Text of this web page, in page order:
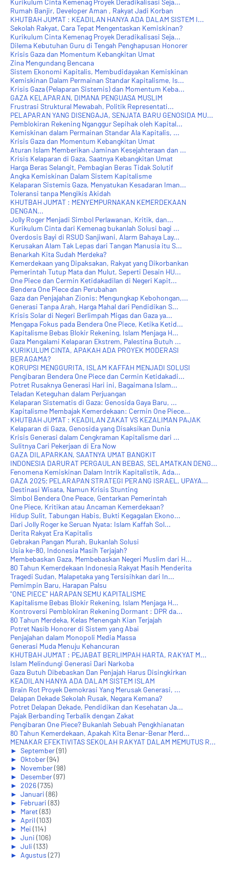
Kurikulum Cinta Kemenag Proyek Deradikalisasi Seja...
Rumah Banjir, Developer Aman , Rakyat Jadi Korban
KHUTBAH JUM'AT : KEADILAN HANYA ADA DALAM SISTEM I...
Sekolah Rakyat, Cara Tepat Mengentaskan Kemiskinan?
Kurikulum Cinta Kemenag Proyek Deradikalisasi Seja...
Dilema Kebutuhan Guru di Tengah Penghapusan Honorer
Krisis Gaza dan Momentum Kebangkitan Umat
Zina Mengundang Bencana
Sistem Ekonomi Kapitalis, Membudidayakan Kemiskinan
Kemiskinan Dalam Permainan Standar Kapitalisme, Is...
Krisis Gaza (Pelaparan Sistemis) dan Momentum Keba...
GAZA KELAPARAN, DIMANA PENGUASA MUSLIM
Frustrasi Struktural Mewabah, Politik Representati...
PELAPARAN YANG DISENGAJA, SENJATA BARU GENOSIDA MU...
Pemblokiran Rekening Nganggur Sepihak oleh Kapital...
Kemiskinan dalam Permainan Standar Ala Kapitalis, ...
Krisis Gaza dan Momentum Kebangkitan Umat
Aturan Islam Memberikan Jaminan Kesejahteraan dan ...
Krisis Kelaparan di Gaza, Saatnya Kebangkitan Umat
Harga Beras Selangit, Pembagian Beras Tidak Solutif
Angka Kemiskinan Dalam Sistem Kapitalisme
Kelaparan Sistemis Gaza, Menyatukan Kesadaran Iman...
Toleransi tanpa Mengikis Akidah
KHUTBAH JUM'AT : MENYEMPURNAKAN KEMERDEKAAN
DENGAN...
Jolly Roger Menjadi Simbol Perlawanan, Kritik, dan...
Kurikulum Cinta dari Kemenag bukanlah Solusi bagi ...
Overdosis Bayi di RSUD Sanjiwani, Alarm Bahaya Lay...
Kerusakan Alam Tak Lepas dari Tangan Manusia itu S...
Benarkah Kita Sudah Merdeka?
Kemerdekaan yang Dipaksakan, Rakyat yang Dikorbankan
Pemerintah Tutup Mata dan Mulut, Seperti Desain HU...
One Piece dan Cermin Ketidakadilan di Negeri Kapit...
Bendera One Piece dan Perubahan
Gaza dan Penjajahan Zionis: Mengungkap Kebohongan,...
Generasi Tanpa Arah, Harga Mahal dari Pendidikan S...
Krisis Solar di Negeri Berlimpah Migas dan Gaza ya...
Mengapa Fokus pada Bendera One Piece, Ketika Ketid...
Kapitalisme Bebas Blokir Rekening, Islam Menjaga H...
Gaza Mengalami Kelaparan Ekstrem, Palestina Butuh ...
KURIKULUM CINTA, APAKAH ADA PROYEK MODERASI
BERAGAMA?
KORUPSI MENGGURITA, ISLAM KAFFAH MENJADI SOLUSI
Pengibaran Bendera One Piece dan Cermin Ketidakadi...
Potret Rusaknya Generasi Hari ini, Bagaimana Islam...
Teladan Keteguhan dalam Perjuangan
Kelaparan Sistematis di Gaza: Genosida Gaya Baru, ...
Kapitalisme Membajak Kemerdekaan: Cermin One Piece...
KHUTBAH JUM'AT : KEADILAN ZAKAT VS KEZALIMAN PAJAK
Kelaparan di Gaza, Genosida yang Disaksikan Dunia
Krisis Generasi dalam Cengkraman Kapitalisme dari ...
Sulitnya Cari Pekerjaan di Era Now
GAZA DILAPARKAN, SAATNYA UMAT BANGKIT
INDONESIA DARURAT PERGAULAN BEBAS, SELAMATKAN DENG...
Fenomena Kemiskinan Dalam Intrik Kapitalistik, Ada...
GAZA 2025; PELARAPAN STRATEGI PERANG ISRAEL, UPAYA...
Destinasi Wisata, Namun Krisis Stunting
Simbol Bendera One Peace, Gentarkan Pemerintah
One Piece, Kritikan atau Ancaman Kemerdekaan?
Hidup Sulit, Tabungan Habis, Bukti Kegagalan Ekono...
Dari Jolly Roger ke Seruan Nyata: Islam Kaffah Sol...
Derita Rakyat Era Kapitalis
Gebrakan Pangan Murah, Bukanlah Solusi
Usia ke-80, Indonesia Masih Terjajah?
Membebaskan Gaza, Membebaskan Negeri Muslim dari H...
80 Tahun Kemerdekaan Indonesia Rakyat Masih Menderita
Tragedi Sudan, Malapetaka yang Tersisihkan dari In...
Pemimpin Baru, Harapan Palsu
"ONE PIECE" HARAPAN SEMU KAPITALISME
Kapitalisme Bebas Blokir Rekening, Islam Menjaga H...
Kontroversi Pemblokiran Rekening Dormant : DPR da...
80 Tahun Merdeka, Kelas Menengah Kian Terjajah
Potret Nasib Honorer di Sistem yang Abai
Penjajahan dalam Monopoli Media Massa
Generasi Muda Menuju Kehancuran
KHUTBAH JUM'AT : PEJABAT BERLIMPAH HARTA, RAKYAT M...
Islam Melindungi Generasi Dari Narkoba
Gaza Butuh Dibebaskan Dan Penjajah Harus Disingkirkan
KEADILAN HANYA ADA DALAM SISTEM ISLAM
Brain Rot Proyek Demokrasi Yang Merusak Generasi, ...
Delapan Dekade Sekolah Rusak, Negara Kemana?
Potret Delapan Dekade, Pendidikan dan Kesehatan Ja...
Pajak Berbanding Terbalik dengan Zakat
Pengibaran One Piece? Bukanlah Sebuah Pengkhianatan
80 Tahun Kemerdekaan, Apakah Kita Benar-Benar Merd...
MENAKAR EFEKTIVITAS SEKOLAH RAKYAT DALAM MEMUTUS R...
► September(91)
► Oktober(94)
► November(98)
► Desember(97)
► 2026(735)
► Januari (86)
► Februari (83)
► Maret(83)
► April(103)
► Mei (114)
► Juni (106)
► Juli (133)
► Agustus (27)